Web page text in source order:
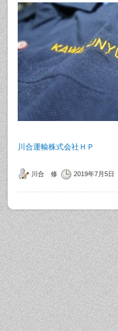
川合運輸株式会社ＨＰ
川合 修 2019年7月5日